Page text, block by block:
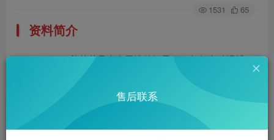
1531 65
资料简介
Akisoso秋楚楚是来自天津的妹子，98年知名动漫博
主，目前有30多万粉丝，这妹子看起来真的好清纯好美呀。
部分预览
售后联系